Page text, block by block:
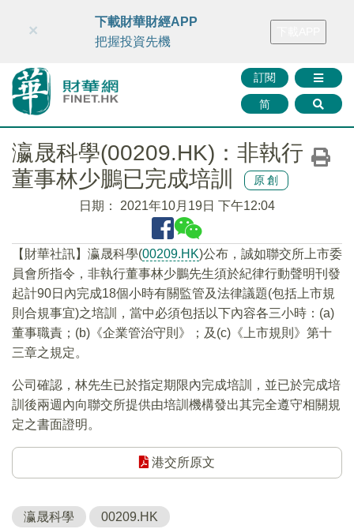
財華智庫網 FINTV FINMETA 財華證券 媒體矩陣
訂閱
简
×
下載財華財經APP
把握投資先機
瀛晟科學(00209.HK)：非執行
董事林少鵬已完成培訓
原創
日期： 2021年10月19日 下午12:04
【財華社訊】瀛晟科學(00209.HK)公布，誠如聯交所上市委
員會所指令，非執行董事林少鵬先生須於紀律行動聲明刊發
起計90日內完成18個小時有關監管及法律議題(包括上市規
則合規事宜)之培訓，當中必須包括以下內容各三小時：(a)
董事職責；(b)《企業管治守則》；及(c)《上市規則》第十
三章之規定。
公司確認，林先生已於指定期限內完成培訓，並已於完成培
訓後兩週內向聯交所提供由培訓機構發出其完全遵守相關規
定之書面證明。
港交所原文
瀛晟科學 00209.HK